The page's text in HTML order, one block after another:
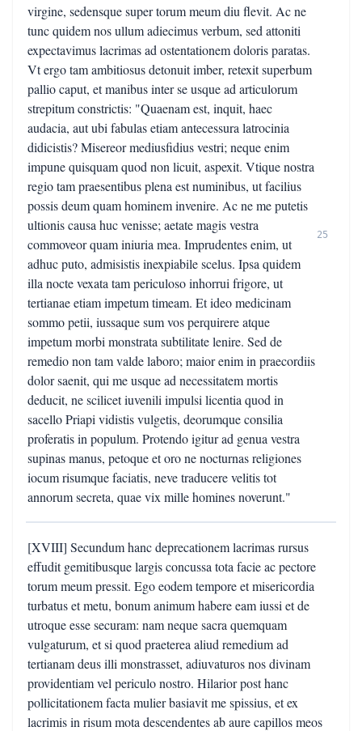
virgine, sedensque super torum meum diu flevit. Ac ne
tunc quidem nos ullum adiecimus verbum, sed attoniti
expectavimus lacrimas ad ostentationem doloris paratas.
Vt ergo tam ambitiosus detonuit imber, retexit superbum
pallio caput, et manibus inter se usque ad articulorum
strepitum constrictis: "Quaenam est, inquit, haec
audacia, aut ubi fabulas etiam antecessura latrocinia
didicistis? Misereor mediusfidius vestri; neque enim
impune quisquam quod non licuit, aspexit. Vtique nostra
regio tam praesentibus plena est numinibus, ut facilius
possis deum quam hominem invenire. Ac ne me putetis
ultionis causa huc venisse; aetate magis vestra
commoveor quam iniuria mea. Imprudentes enim, ut
adhuc puto, admisistis inexpiabile scelus. Ipsa quidem
illa nocte vexata tam periculoso inhorrui frigore, ut
tertianae etiam impetum timeam. Et ideo medicinam
sommo petii, iussaque sum vos perquirere atque
impetum morbi monstrata subtilitate lenire. Sed de
remedio non tam valde laboro; maior enim in praecordiis
dolor saenit, qui me usque ad necessitatem mortis
deducit, ne scilicet iuvenili impulsi licentia quod in
sacello Priapi vidistis vulgetis, deorumque consilia
proferatis in populum. Protendo igitur ad genua vestra
supinas manus, petoque et oro ne nocturnas religiones
iocum risumque faciatis, neve traducere velitis tot
annorum secreta, quae vix mille homines noverunt."
25
[XVIII] Secundum hanc deprecationem lacrimas rursus
effudit gemitibusque largis concussa tota facie ac pectore
torum meum pressit. Ego eodem tempore et misericordia
turbatus et metu, bonum animum habere eam iussi et de
utroque esse securam: nam neque sacra quemquam
vulgaturum, et si quod praeterea aliud remedium ad
tertianam deus illi monstrasset, adiuvaturos nos divinam
providentiam vel periculo nostro. Hilarior post hanc
pollicitationem facta mulier basiavit me spissius, et ex
lacrimis in risum mota descendentes ab aure capillos meos